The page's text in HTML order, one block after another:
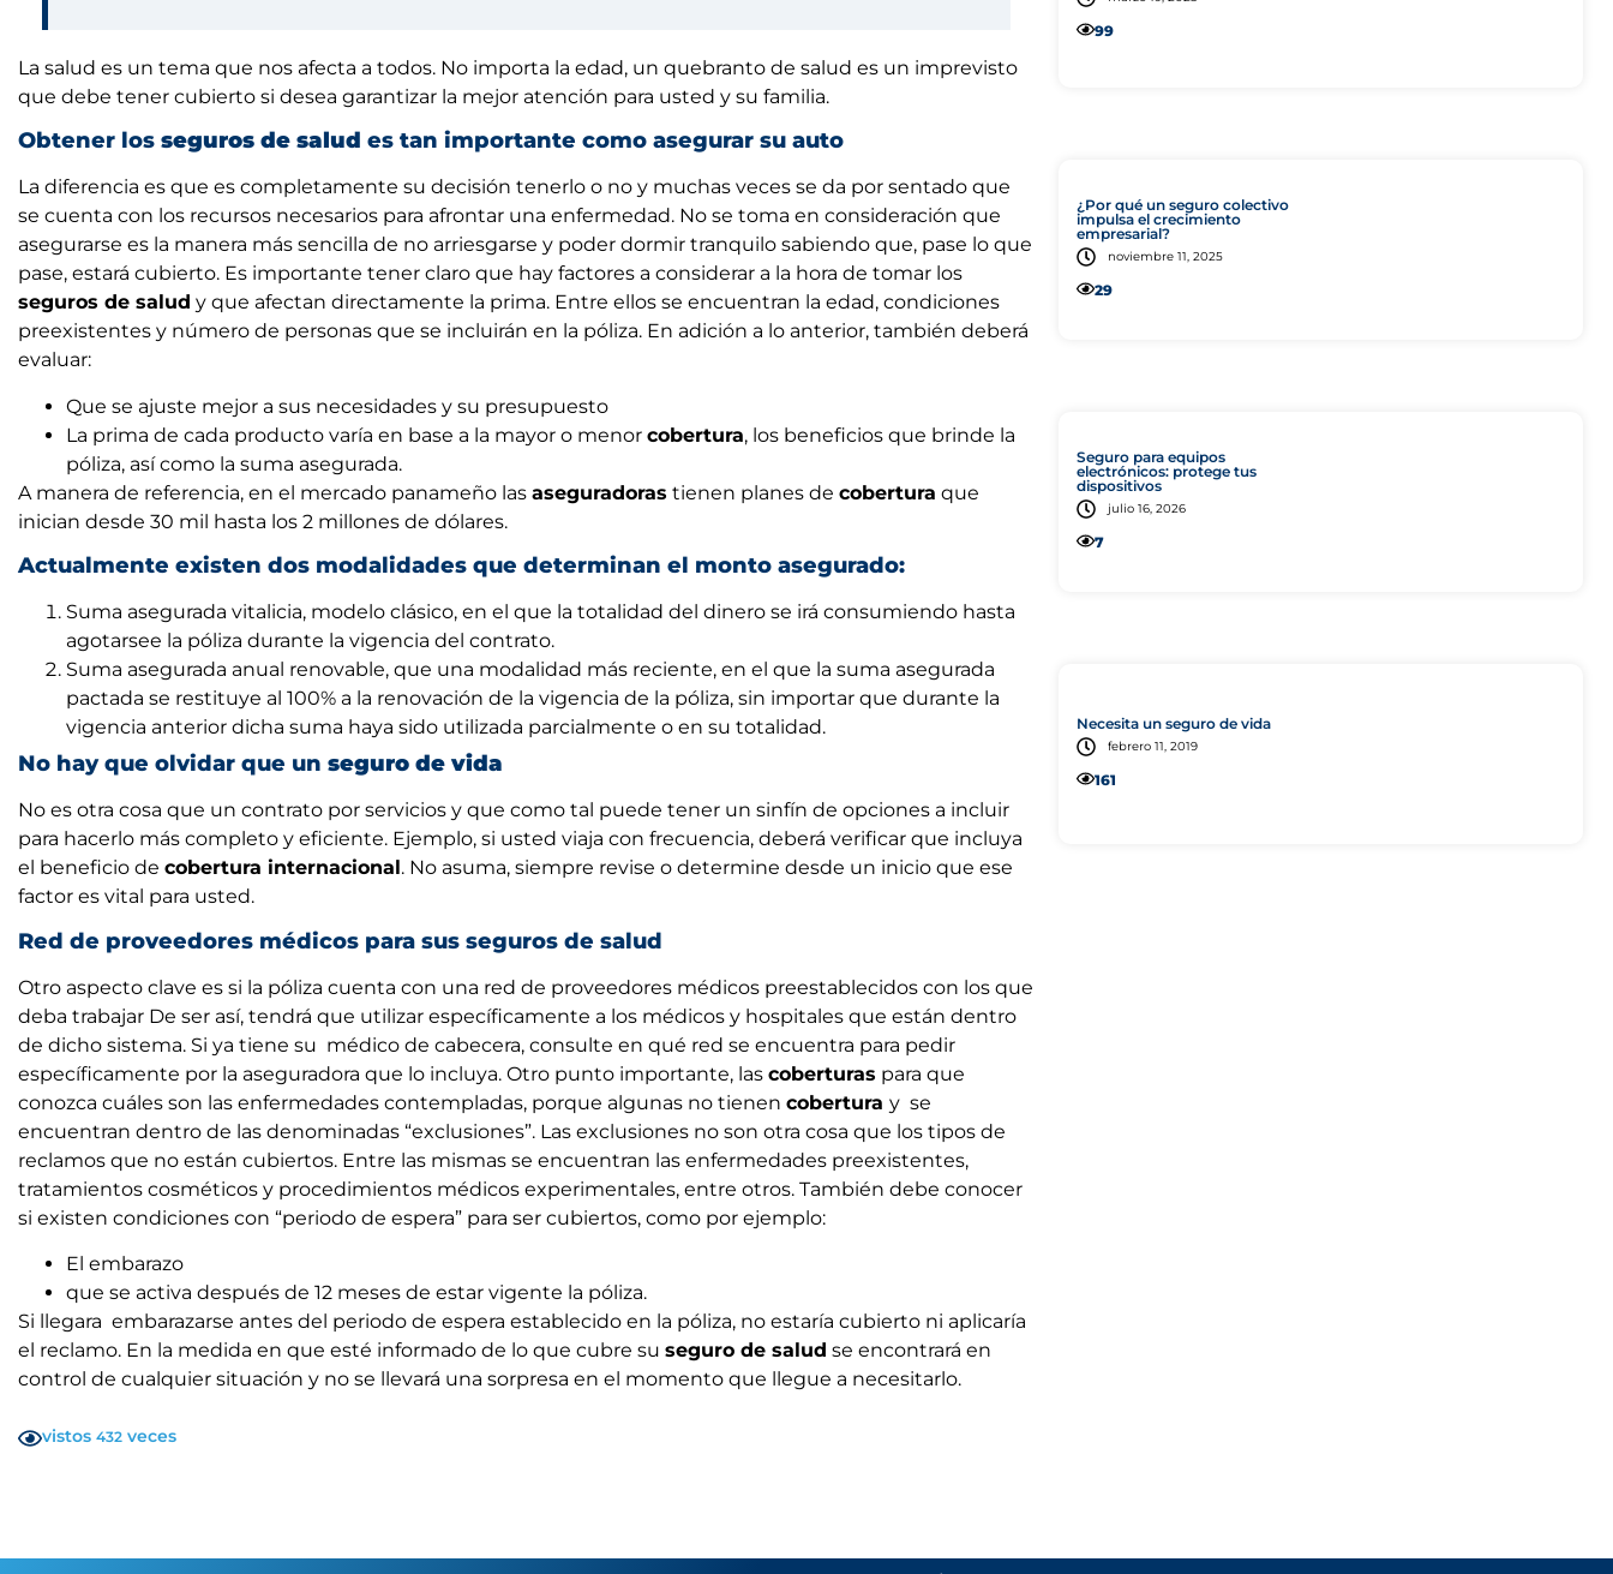
La salud es un tema que nos afecta a todos. No importa la edad, un quebranto de salud es un imprevisto
que debe tener cubierto si desea garantizar la mejor atención para usted y su familia.
Obtener los seguros de salud es tan importante como asegurar su auto
La diferencia es que es completamente su decisión tenerlo o no y muchas veces se da por sentado que
se cuenta con los recursos necesarios para afrontar una enfermedad. No se toma en consideración que
asegurarse es la manera más sencilla de no arriesgarse y poder dormir tranquilo sabiendo que, pase lo que
pase, estará cubierto. Es importante tener claro que hay factores a considerar a la hora de tomar los
seguros de salud y que afectan directamente la prima. Entre ellos se encuentran la edad, condiciones
preexistentes y número de personas que se incluirán en la póliza. En adición a lo anterior, también deberá
evaluar:
Que se ajuste mejor a sus necesidades y su presupuesto
La prima de cada producto varía en base a la mayor o menor cobertura, los beneficios que brinde la
póliza, así como la suma asegurada.
A manera de referencia, en el mercado panameño las aseguradoras tienen planes de cobertura que
inician desde 30 mil hasta los 2 millones de dólares.
Actualmente existen dos modalidades que determinan el monto asegurado:
Suma asegurada vitalicia, modelo clásico, en el que la totalidad del dinero se irá consumiendo hasta
agotarsee la póliza durante la vigencia del contrato.
Suma asegurada anual renovable, que una modalidad más reciente, en el que la suma asegurada
pactada se restituye al 100% a la renovación de la vigencia de la póliza, sin importar que durante la
vigencia anterior dicha suma haya sido utilizada parcialmente o en su totalidad.
No hay que olvidar que un seguro de vida
No es otra cosa que un contrato por servicios y que como tal puede tener un sinfín de opciones a incluir
para hacerlo más completo y eficiente. Ejemplo, si usted viaja con frecuencia, deberá verificar que incluya
el beneficio de cobertura internacional. No asuma, siempre revise o determine desde un inicio que ese
factor es vital para usted.
Red de proveedores médicos para sus seguros de salud
Otro aspecto clave es si la póliza cuenta con una red de proveedores médicos preestablecidos con los que
deba trabajar De ser así, tendrá que utilizar específicamente a los médicos y hospitales que están dentro
de dicho sistema. Si ya tiene su médico de cabecera, consulte en qué red se encuentra para pedir
específicamente por la aseguradora que lo incluya. Otro punto importante, las coberturas para que
conozca cuáles son las enfermedades contempladas, porque algunas no tienen cobertura y se
encuentran dentro de las denominadas “exclusiones”. Las exclusiones no son otra cosa que los tipos de
reclamos que no están cubiertos. Entre las mismas se encuentran las enfermedades preexistentes,
tratamientos cosméticos y procedimientos médicos experimentales, entre otros. También debe conocer
si existen condiciones con “periodo de espera” para ser cubiertos, como por ejemplo:
El embarazo
que se activa después de 12 meses de estar vigente la póliza.
Si llegara embarazarse antes del periodo de espera establecido en la póliza, no estaría cubierto ni aplicaría
el reclamo. En la medida en que esté informado de lo que cubre su seguro de salud se encontrará en
control de cualquier situación y no se llevará una sorpresa en el momento que llegue a necesitarlo.
vistos 432 veces
99
¿Por qué un seguro colectivo
impulsa el crecimiento
empresarial?
noviembre 11, 2025
29
Seguro para equipos
electrónicos: protege tus
dispositivos
julio 16, 2026
7
Necesita un seguro de vida
febrero 11, 2019
161